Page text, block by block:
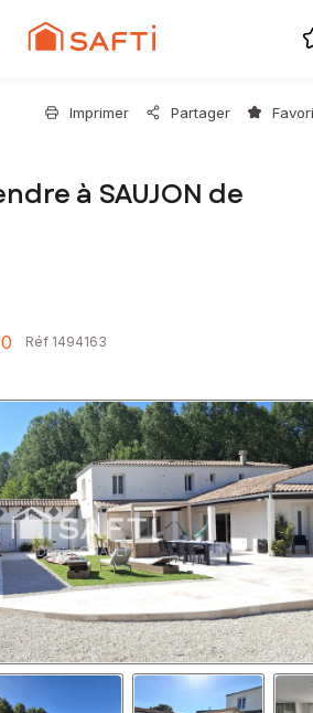
Imprimer Partager
à SAUJON de
Réf 1494163